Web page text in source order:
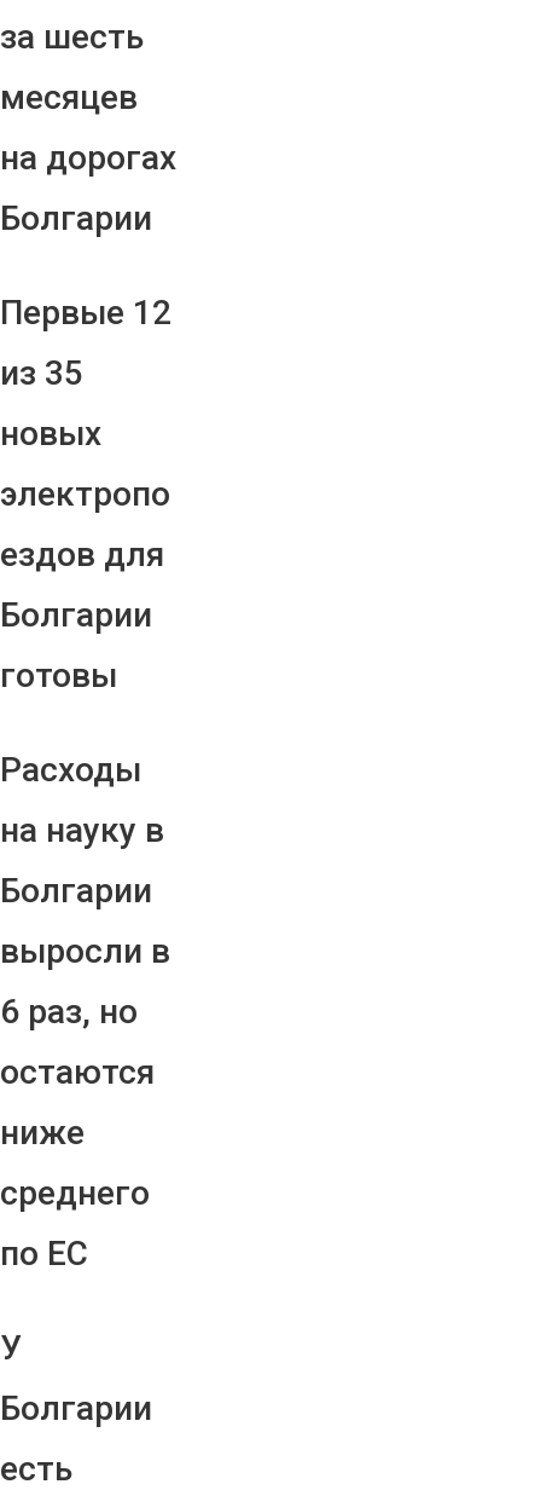
за шесть
месяцев
на дорогах
Болгарии
Первые 12
из 35
новых
электропо
ездов для
Болгарии
готовы
Расходы
на науку в
Болгарии
выросли в
6 раз, но
остаются
ниже
среднего
по ЕС
У
Болгарии
есть